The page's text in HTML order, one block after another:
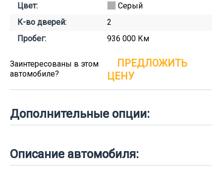
Цвет:
Серый
К-во дверей:
2
Пробег:
936 000 Км
Заинтересованы в этом
автомобиле?
ПРЕДЛОЖИТЬ
ЦЕНУ
Дополнительные опции:
Описание автомобиля: